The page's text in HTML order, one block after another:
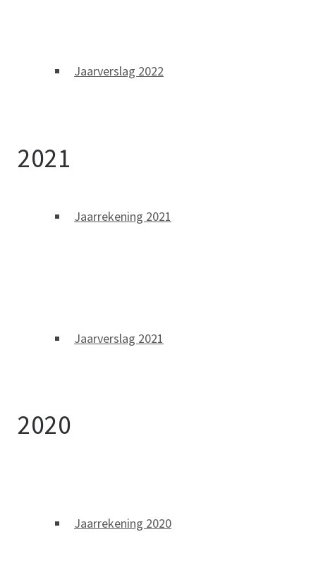
Jaarverslag 2022
2021
Jaarrekening 2021
Jaarverslag 2021
2020
Jaarrekening 2020